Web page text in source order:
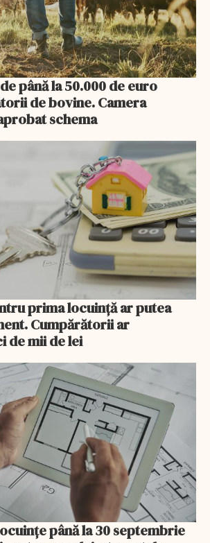
până la 50.000 de euro
de bovine. Camera
schema
prima locuință ar putea
Cumpărătorii ar
de mii de lei
până la 30 septembrie